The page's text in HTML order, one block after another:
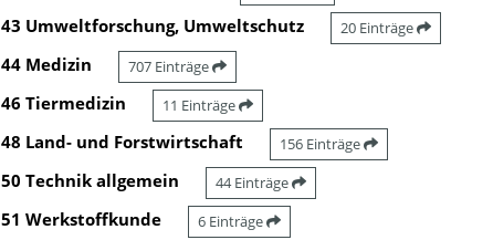
43 Umweltforschung, Umweltschutz 20 Einträge
44 Medizin 707 Einträge
46 Tiermedizin 11 Einträge
48 Land- und Forstwirtschaft 156 Einträge
50 Technik allgemein 44 Einträge
51 Werkstoffkunde 6 Einträge